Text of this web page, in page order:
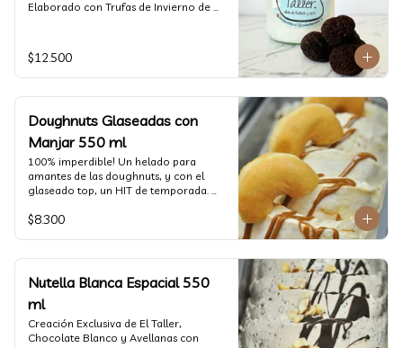
Elaborado con Trufas de Invierno de
cremoso y con un delicado proceso
para obtener una experiencia
impresionante!! Formato 400 ml
esta Edición es muy Limitada,
aproveche ya de vivir esta fantástica
experiencia!!
Ya disponible en www.eltallerchile.cl
$12.500
Doughnuts Glaseadas con
Manjar 550 ml
100% imperdible! Un helado para
amantes de las doughnuts, y con el
glaseado top, un HIT de temporada.
$8.300
Nutella Blanca Espacial 550
ml
Creación Exclusiva de El Taller,
Chocolate Blanco y Avellanas con